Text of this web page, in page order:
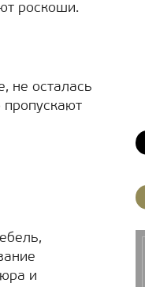
роскоши.
не осталась
и